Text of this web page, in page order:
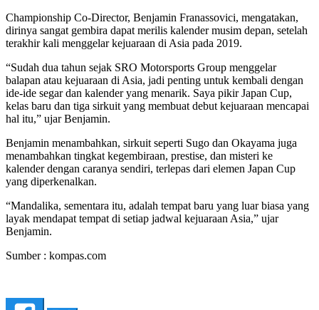
Championship Co-Director, Benjamin Franassovici, mengatakan,
dirinya sangat gembira dapat merilis kalender musim depan, setelah
terakhir kali menggelar kejuaraan di Asia pada 2019.
“Sudah dua tahun sejak SRO Motorsports Group menggelar
balapan atau kejuaraan di Asia, jadi penting untuk kembali dengan
ide-ide segar dan kalender yang menarik. Saya pikir Japan Cup,
kelas baru dan tiga sirkuit yang membuat debut kejuaraan mencapai
hal itu,” ujar Benjamin.
Benjamin menambahkan, sirkuit seperti Sugo dan Okayama juga
menambahkan tingkat kegembiraan, prestise, dan misteri ke
kalender dengan caranya sendiri, terlepas dari elemen Japan Cup
yang diperkenalkan.
“Mandalika, sementara itu, adalah tempat baru yang luar biasa yang
layak mendapat tempat di setiap jadwal kejuaraan Asia,” ujar
Benjamin.
Sumber : kompas.com